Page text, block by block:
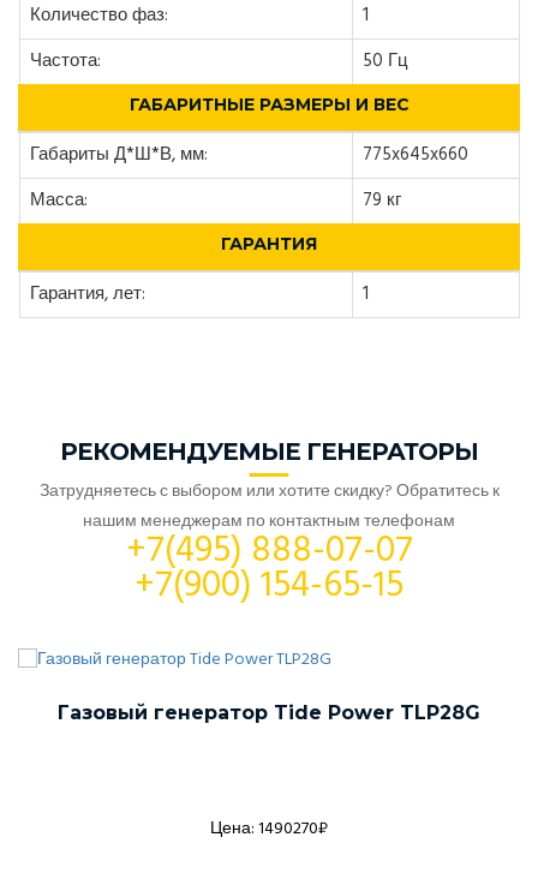
Количество фаз:
1
Частота:
50 Гц
ГАБАРИТНЫЕ РАЗМЕРЫ И ВЕС
Габариты Д*Ш*В, мм:
775x645x660
Масса:
79 кг
ГАРАНТИЯ
Гарантия, лет: 1
РЕКОМЕНДУЕМЫЕ ГЕНЕРАТОРЫ
Затрудняетесь с выбором или хотите скидку? Обратитесь к
нашим менеджерам по контактным телефонам
+7(495) 888-07-07
+7(900) 154-65-15
Газовый генератор Tide Power TLP28G
Цена: 1490270₽